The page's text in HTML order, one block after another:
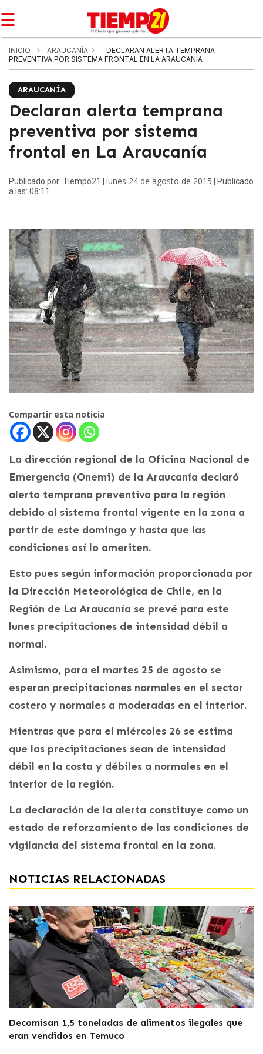
☰
INICIO ARAUCANÍA
DECLARAN ALERTA TEMPRANA
PREVENTIVA POR SISTEMA FRONTAL EN LA ARAUCANÍA
ARAUCANÍA
Declaran alerta temprana
preventiva por sistema
frontal en La Araucanía
Publicado por: Tiempo21 | lunes 24 de agosto de 2015 | Publicado
a las: 08:11
Compartir esta noticia
La dirección regional de la Oficina Nacional de
Emergencia (Onemi) de la Araucanía declaró
alerta temprana preventiva para la región
debido al sistema frontal vigente en la zona a
partir de este domingo y hasta que las
condiciones así lo ameriten.
Esto pues según información proporcionada por
la Dirección Meteorológica de Chile, en la
Región de La Araucanía se prevé para este
lunes precipitaciones de intensidad débil a
normal.
Asimismo, para el martes 25 de agosto se
esperan precipitaciones normales en el sector
costero y normales a moderadas en el interior.
Mientras que para el miércoles 26 se estima
que las precipitaciones sean de intensidad
débil en la costa y débiles a normales en el
interior de la región.
La declaración de la alerta constituye como un
estado de reforzamiento de las condiciones de
vigilancia del sistema frontal en la zona.
NOTICIAS RELACIONADAS
Decomisan 1,5 toneladas de alimentos ilegales que
eran vendidos en Temuco